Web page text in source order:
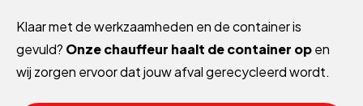
Klaar met de werkzaamheden en de container is
gevuld? Onze chauffeur haalt de container open
wij zorgen ervoor dat jouw afval gerecycleerd wordt.